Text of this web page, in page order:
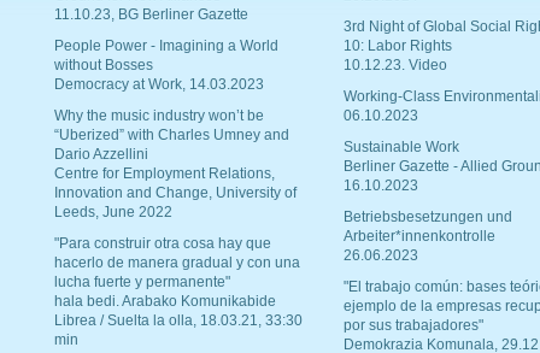
11.10.23, BG Berliner Gazette
People Power - Imagining a World
without Bosses
Democracy at Work, 14.03.2023
Why the music industry won’t be
“Uberized” with Charles Umney and
Dario Azzellini
Centre for Employment Relations,
Innovation and Change, University of
Leeds, June 2022
"Para construir otra cosa hay que
hacerlo de manera gradual y con una
lucha fuerte y permanente"
hala bedi. Arabako Komunikabide
Librea / Suelta la olla, 18.03.21, 33:30
min
3rd Night of Global Social
10: Labor Rights
10.12.23. Video
Working-Class
06.10.2023
Sustainable Work
Berliner Gazette - Allied
16.10.2023
Betriebsbesetzungen und
Arbeiter*innenkontrolle
26.06.2023
"El trabajo común: bases
ejemplo de la empresas
por sus trabajadores"
Demokrazia Komunala,